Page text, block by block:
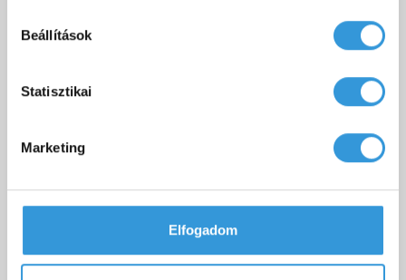
Beállítások
Statisztikai
Marketing
Elfogadom
Asszimmetrikus kád
Szabadon álló kád
Hidromasszázskád
Sarokkád 140x140
Sarokkád 150x150
Sarokkád 120x120